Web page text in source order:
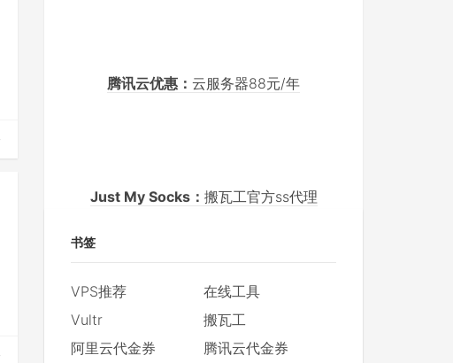
腾讯云优惠： 云服务器88元/年
Just My Socks： 搬瓦工官方ss代理
书签
VPS推荐
在线工具
Vultr
搬瓦工
阿里云代金券
腾讯云代金券